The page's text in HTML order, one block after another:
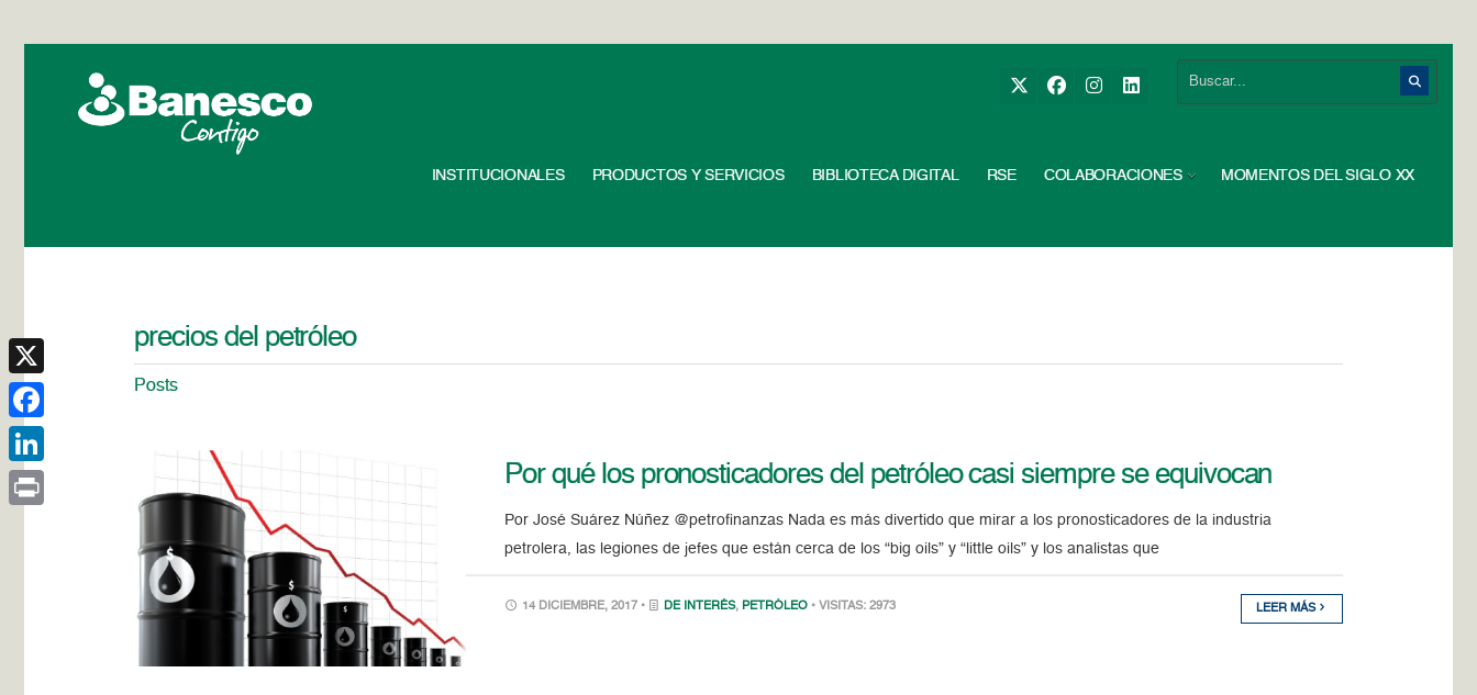
INSTITUCIONALES PRODUCTOS Y SERVICIOS BIBLIOTECA DIGITAL RSE COLABORACIONES MOMENTOS DEL SIGLO XX
precios del petróleo
Posts
Por qué los pronosticadores del petróleo casi siempre se equivocan
Por José Suárez Núñez @petrofinanzas Nada es más divertido que mirar a los pronosticadores de la industria
petrolera, las legiones de jefes que están cerca de los “big oils” y “little oils” y los analistas que
14 DICIEMBRE, 2017 • DE INTERÉS, PETRÓLEO • VISITAS: 2973 LEER MÁS
X
Facebook
LinkedIn